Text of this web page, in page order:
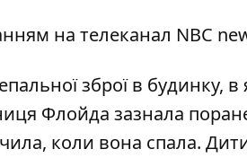
на телеканал NBC
зброї в будинку,
Флойда зазнала
коли вона спала.